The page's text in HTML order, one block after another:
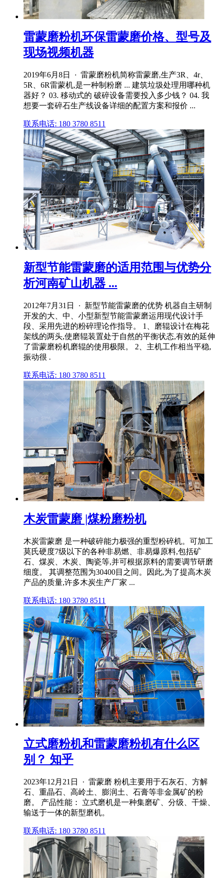
雷蒙磨粉机环保雷蒙磨价格、型号及
现场视频机器
2019年6月8日 · 雷蒙磨粉机简称雷蒙磨,生产3R、4r、
5R、6R雷蒙机,是一种制粉磨 ... 建筑垃圾处理用哪种机
器好？ 03. 移动式的 破碎设备需要投入多少钱？ 04. 我
想要一套碎石生产线设备详细的配置方案和报价 ...
联系电话: 180 3780 8511
新型节能雷蒙磨的适用范围与优势分
析河南矿山机器 ...
2012年7月31日 · 新型节能雷蒙磨的优势 机器自主研制
开发的大、中、小型新型节能雷蒙磨运用现代设计手
段、采用先进的粉碎理论作指导。 1、磨辊设计在梅花
架线的两头,使磨辊装置处于自然的平衡状态,有效的延伸
了雷蒙磨粉机磨辊的使用极限。 2、主机工作相当平稳,
振动很 .
联系电话: 180 3780 8511
木炭雷蒙磨 |煤粉磨粉机
木炭雷蒙磨 是一种破碎能力极强的重型粉碎机。可加工
莫氏硬度7级以下的各种非易燃、非易爆原料,包括矿
石、煤炭、木炭、陶瓷等,并可根据原料的需要调节研磨
细度。 其调整范围为30400目之间。因此,为了提高木炭
产品的质量,许多木炭生产厂家 ...
联系电话: 180 3780 8511
立式磨粉机和雷蒙磨粉机有什么区
别？ 知乎
2023年12月21日 · 雷蒙磨 粉机主要用于石灰石、方解
石、重晶石、高岭土、膨润土、石膏等非金属矿的粉
磨。 产品性能： 立式磨机是一种集磨矿、分级、干燥、
输送于一体的新型磨机。
联系电话: 180 3780 8511